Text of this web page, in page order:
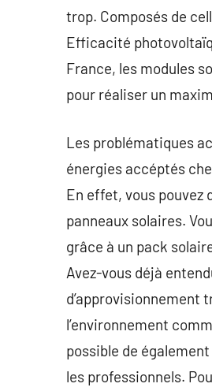
trop. Composés de
Efficacité
France, les modules
pour réaliser un
Les problématiques
énergies accéptés
En effet, vous pouvez
panneaux solaires.
grâce à un pack
Avez-vous déjà
d’approvisionnement
l’environnement
possible de
les professionnels.